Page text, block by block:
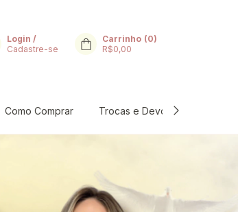
Login /
Cadastre-se
Carrinho (0)
R$0,00
Como Comprar Trocas e Devoluções